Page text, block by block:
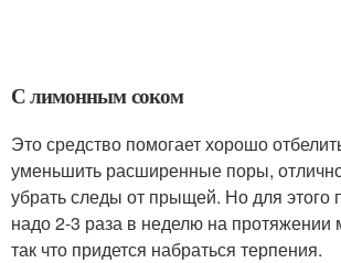
С лимонным соком
Это средство помогает хорошо
уменьшить расширенные поры,
убрать следы от прыщей. Но для этого
надо 2-3 раза в неделю на
так что придется набраться терпения.